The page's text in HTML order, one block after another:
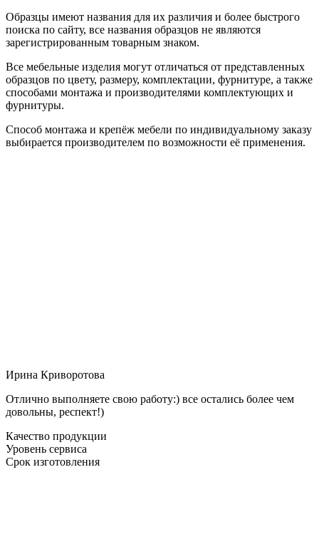
Образцы имеют названия для их различия и более быстрого
поиска по сайту, все названия образцов не являются
зарегистрированным товарным знаком.
Все мебельные изделия могут отличаться от представленных
образцов по цвету, размеру, комплектации, фурнитуре, а также
способами монтажа и производителями комплектующих и
фурнитуры.
Способ монтажа и крепёж мебели по индивидуальному заказу
выбирается производителем по возможности её применения.
Ирина Криворотова
Отлично выполняете свою работу:) все остались более чем
довольны, респект!)
Качество продукции
Уровень сервиса
Срок изготовления